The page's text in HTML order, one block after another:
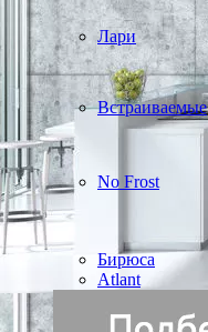
Лари
Встраиваемые
No Frost
Бирюса
Atlant